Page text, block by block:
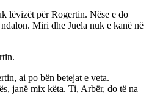
lëvizët për Rogertin. Nëse e do
Miri dhe Juela nuk e kanë në
ai po bën betejat e veta.
janë mix këta. Ti, Arbër, do të na